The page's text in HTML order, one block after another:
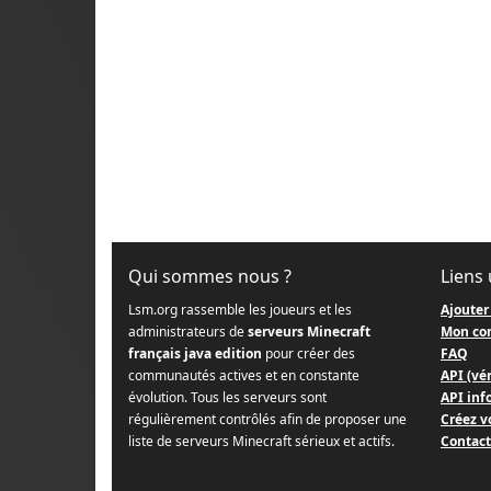
Qui sommes nous ?
Lsm.org rassemble les joueurs et les
administrateurs deserveurs Minecraft
français java edition pour créer des
communautés actives et en constante
évolution. Tous les serveurs sont
régulièrement contrôlés afin de proposer une
liste de serveurs Minecraft sérieux et actifs.
Liens
Mon
FAQ
API
API
Créez
Contact